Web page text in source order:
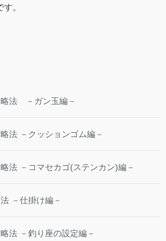
。
法 －ガン玉編－
法 －クッションゴム編－
法 －コマセカゴ(ステンカン)編－
－仕掛け編－
法 －釣り座の設定編－